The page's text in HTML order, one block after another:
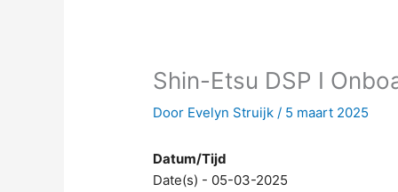
Shin-Etsu DSP I
Door Evelyn Struijk/ 5 maart 2025
Datum/Tijd
Date(s) - 05-03-2025